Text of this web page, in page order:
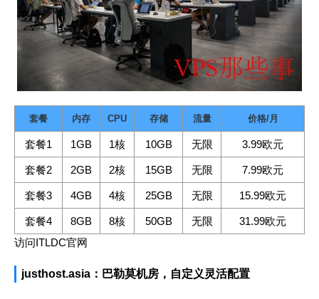
套餐 内存 CPU 存储 流量 价格/月
套餐1 1GB 1核 10GB 无限 3.99欧元
套餐2 2GB 2核 15GB 无限 7.99欧元
套餐3 4GB 4核 25GB 无限 15.99欧元
套餐4 8GB 8核 50GB 无限
31.99欧元
访问ITLDC官网
justhost.asia：巴勒莫机房，自定义灵活配置